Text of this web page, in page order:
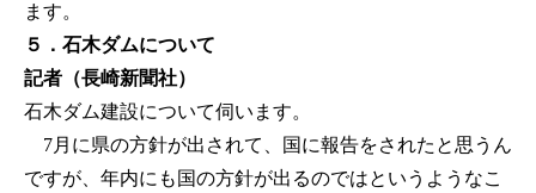
ます。
５．石木ダムについて
記者（長崎新聞社）
石木ダム建設について伺います。
7月に県の方針が出されて、国に報告をされたと思うん
ですが、年内にも国の方針が出るのではというようなこ